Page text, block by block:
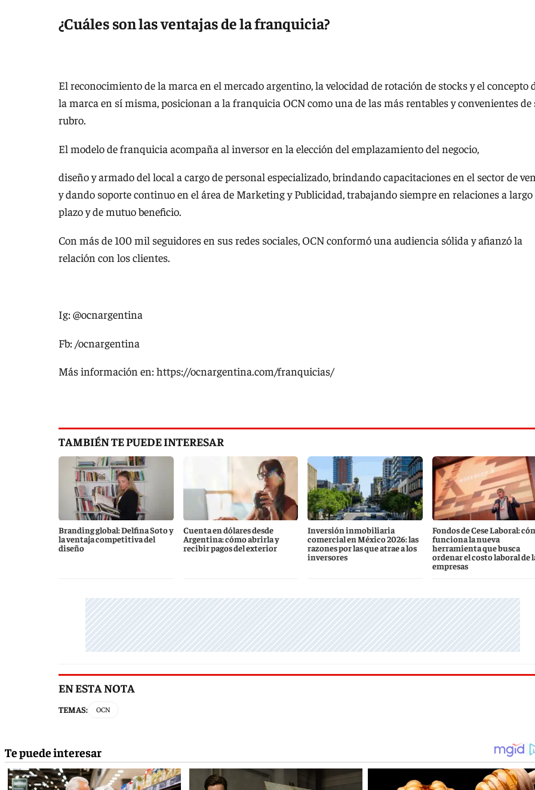
¿Cuáles son las ventajas de la franquicia?
El reconocimiento de la marca en el mercado argentino, la velocidad de rotación de stocks y el concepto
la marca en sí misma, posicionan a la franquicia OCN como una de las más rentables y convenientes de
rubro.
El modelo de franquicia acompaña al inversor en la elección del emplazamiento del negocio,
diseño y armado del local a cargo de personal especializado, brindando capacitaciones en el sector de
y dando soporte continuo en el área de Marketing y Publicidad, trabajando siempre en relaciones a largo
plazo y de mutuo beneficio.
Con más de 100 mil seguidores en sus redes sociales, OCN conformó una audiencia sólida y afianzó la
relación con los clientes.
Ig: @ocnargentina
Fb: /ocnargentina
Más información en: https://ocnargentina.com/franquicias/
TAMBIÉN TE PUEDE INTERESAR
Branding global: Delfina Soto y
la ventaja competitiva del
diseño
Cuenta en dólares desde
Argentina: cómo abrirla y
recibir pagos del exterior
Inversión inmobiliaria
comercial en México 2026: las
razones por las que atrae a los
inversores
Fondos de Cese Laboral:
funciona la nueva
herramienta que busca
ordenar el costo laboral de
empresas
EN ESTA NOTA
TEMAS: OCN